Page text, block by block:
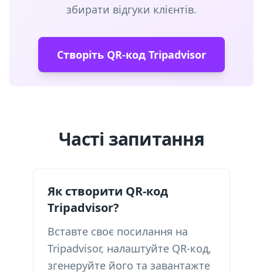
збирати відгуки клієнтів.
Створіть QR-код Tripadvisor
Часті запитання
Як створити QR-код
Tripadvisor?
Вставте своє посилання на
Tripadvisor, налаштуйте QR-код,
згенеруйте його та завантажте